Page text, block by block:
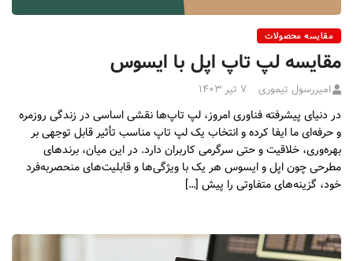
مقایسه محصولات
مقایسه لپ تاپ اپل با ایسوس
امیررسول تیموری ۷ تیر ۱۴۰۳
در دنیای پیشرفته فناوری امروز، لپ تاپ‌ها نقشی اساسی در زندگی روزمره
و حرفه‌ای ما ایفا کرده و انتخاب یک لپ تاپ مناسب تأثیر قابل توجهی بر
بهره‌وری، خلاقیت و حتی سرگرمی کاربران دارد. در این میان، برندهای
مطرحی چون اپل و ایسوس هر یک با ویژگی‌ها و قابلیت‌های منحصربه‌فرد
خود، گزینه‌های متفاوتی را پیش […]